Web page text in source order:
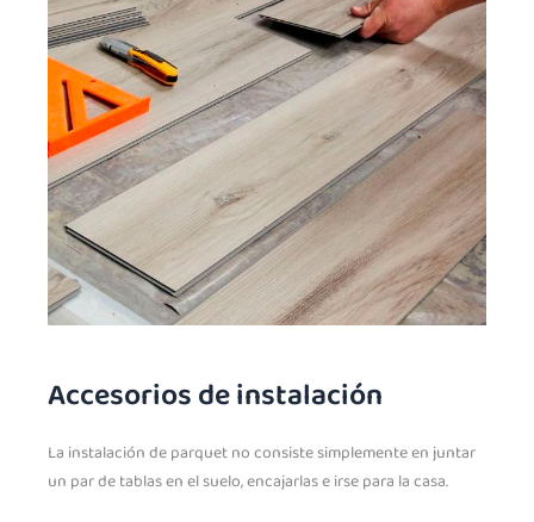
Accesorios de instalación
La instalación de parquet no consiste simplemente en juntar
un par de tablas en el suelo, encajarlas e irse para la casa.